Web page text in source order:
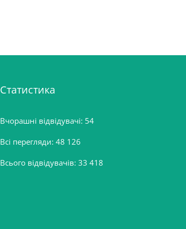
Статистика
Вчорашні відвідувачі: 54
Всі перегляди: 48 126
Всього відвідувачів: 33 418